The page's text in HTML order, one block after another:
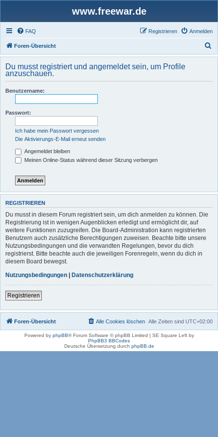
www.freewar.de
FAQ Anmelden
Registrieren
Foren-Übersicht
u
h
Du musst registriert und angemeldet sein, um Profile
anzuschauen.
Benutzername:
Passwort:
Ich habe mein Passwort vergessen
Die Aktivierungs-E-Mail erneut senden
Angemeldet bleiben
Meinen Online-Status während dieser Sitzung verbergen
REGISTRIEREN
Du musst in diesem Forum registriert sein, um dich anmelden zu können. Die
Registrierung ist in wenigen Augenblicken erledigt und ermöglicht dir, auf
weitere Funktionen zuzugreifen. Die Board-Administration kann registrierten
Benutzern auch zusätzliche Berechtigungen zuweisen. Beachte bitte unsere
Nutzungsbedingungen und die verwandten Regelungen, bevor du dich
registrierst. Bitte beachte auch die jeweiligen Forenregeln, wenn du dich in
diesem Board bewegst.
Nutzungsbedingungen | Datenschutzerklärung
Registrieren
Foren-Übersicht Alle Zeiten sind UTC+02:00
Alle Cookies löschen
Powered by phpBB® Forum Software © phpBB Limited | SE Square Left by
PhpBB3 BBCodes
Deutsche Übersetzung durch phpBB.de